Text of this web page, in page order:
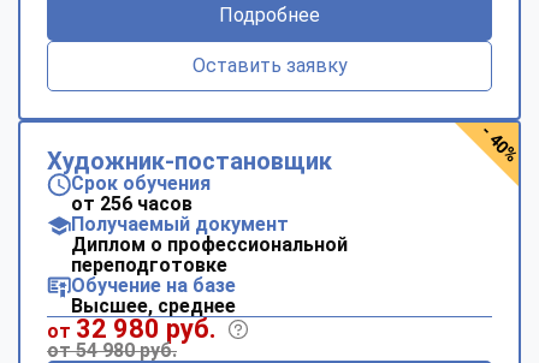
Подробнее
Оставить заявку
Художник-постановщик
Срок обучения
от 256 часов
Получаемый документ
Диплом о профессиональной
переподготовке
Обучение на базе
Высшее, среднее
от 32 980 руб.
от 54 980 руб.
- 40%